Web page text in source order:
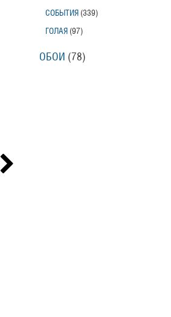
СОБЫТИЯ (339)
ГОЛАЯ (97)
ОБОИ (78)